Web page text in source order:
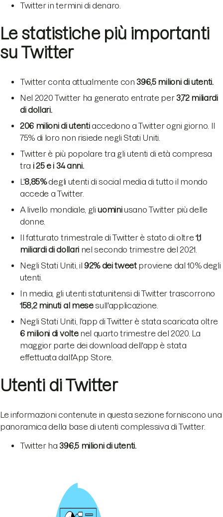
Twitter in termini di denaro.
Le statistiche più importanti
su Twitter
Twitter conta attualmente con396,5 milioni di utenti.
Nel 2020 Twitter ha generato entrate per3,72 miliardi
di dollari.
206 milioni di utentiaccedono a Twitter ogni giorno. Il
75% di loro non risiede negli Stati Uniti.
Twitter è più popolare tra gli utenti di età compresa
tra i 25 e i 34 anni.
L'8,85%degli utenti di social media di tutto il mondo
accede a Twitter.
A livello mondiale, gliuominiusano Twitter più delle
donne.
Il fatturato trimestrale di Twitter è stato di oltre1,1
miliardi di dollarinel secondo trimestre del 2021.
Negli Stati Uniti, il 92% dei tweetproviene dal 10% degli
utenti.
In media, gli utenti statunitensi di Twitter trascorrono
158,2 minuti al mesesull'applicazione.
Negli Stati Uniti, l'app di Twitter è stata scaricata oltre
6 milioni di voltenel quarto trimestre del 2020. La
maggior parte dei download dell'app è stata
effettuata dall'App Store.
Utenti di Twitter
Le informazioni contenute in questa sezione forniscono una
panoramica della base di utenti complessiva di Twitter.
Twitter ha396,5 milioni di utenti.